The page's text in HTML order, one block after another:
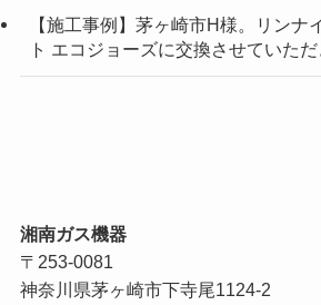
【施工事例】茅ヶ崎市H様。リンナ
ト エコジョーズに交換させていただ
湘南ガス機器
〒253-0081
神奈川県茅ヶ崎市下寺尾1124-2